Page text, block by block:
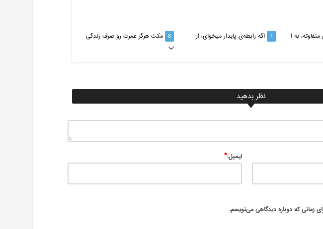
به ا 7 اگه رابطه‌ی پایدار میخوای، از 8 مکث هرگز عمرت رو صرف زندگی
ب
نظر بدهید
ایمیل:*
زمانی که دوباره دیدگاهی می‌نویسم.